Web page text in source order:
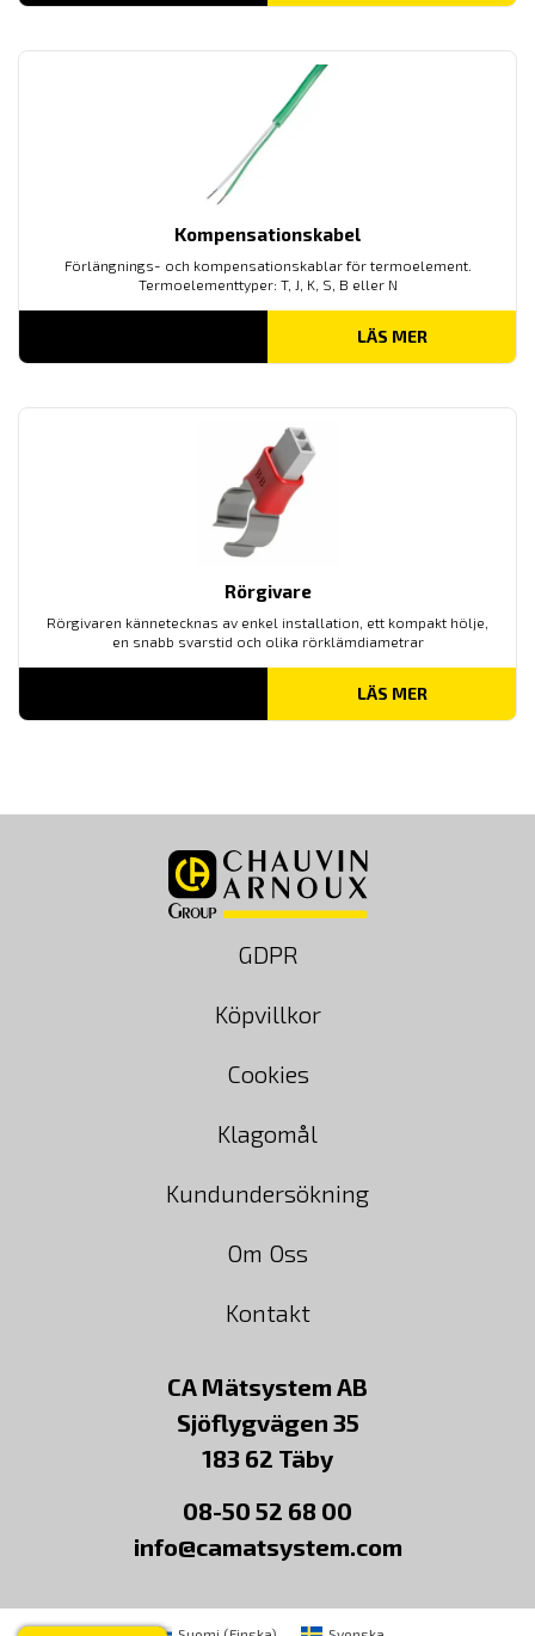
Kompensationskabel
Förlängnings- och kompensationskablar för termoelement.
Termoelementtyper: T, J, K, S, B eller N
LÄS MER
Rörgivare
Rörgivaren kännetecknas av enkel installation, ett kompakt hölje,
en snabb svarstid och olika rörklämdiametrar
LÄS MER
GDPR
Köpvillkor
Cookies
Klagomål
Kundundersökning
Om Oss
Kontakt
CA Mätsystem AB
Sjöflygvägen 35
183 62 Täby
08-50 52 68 00
info@camatsystem.com